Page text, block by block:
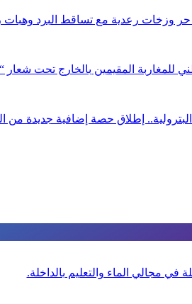
حر وزخات رعدية مع تساقط البرد وهبات
للمغاربة المقيمين بالخارج تحت شعار
البترولية.. إطلاق حصة إضافية جديدة من
في مجالي الماء والتعليم بالداخلة.